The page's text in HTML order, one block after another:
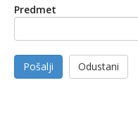
Predmet
Pošalji Odustani